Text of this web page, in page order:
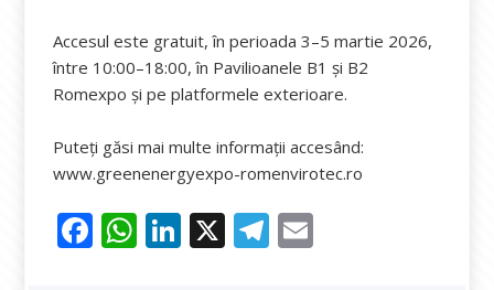
Accesul este gratuit, în perioada 3–5 martie 2026,
între 10:00–18:00, în Pavilioanele B1 și B2
Romexpo și pe platformele exterioare.
Puteți găsi mai multe informații accesând:
www.greenenergyexpo-romenvirotec.ro
F
ac
W
h
Li
n
X T
el